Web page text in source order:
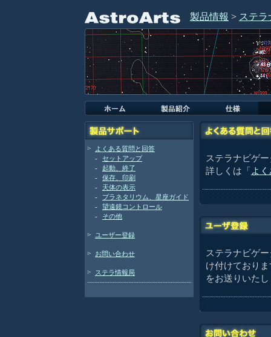
製品情報 > ステラ
よくある質問と回答
-
セットアップ
-
起動、終了
-
保存、印刷
-
天体の表示
-
プラネタリウム、星座ガイド
-
望遠鏡コントロール
-
その他
ユーザー登録
お問い合わせ
ステラ情報局
ステラナビゲ
詳しくは「よ
ステラナビゲ
け付けており
をお送りいた